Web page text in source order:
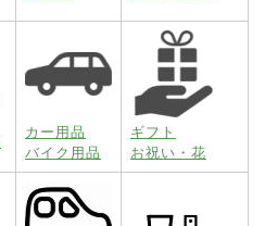
カー用品
バイク用品
ギフト
お祝い・花